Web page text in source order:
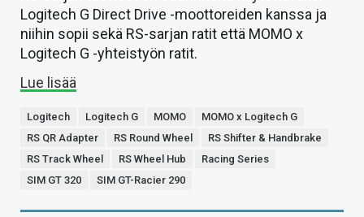
Logitech G Direct Drive -moottoreiden kanssa ja
niihin sopii sekä RS-sarjan ratit että MOMO x
Logitech G -yhteistyön ratit.
Lue lisää
Logitech Logitech G MOMO
MOMO x Logitech G
RS QR Adapter
RS Round Wheel
RS Shifter & Handbrake
RS Track Wheel
RS Wheel Hub
Racing Series
SIM GT 320
SIM GT-Racier 290